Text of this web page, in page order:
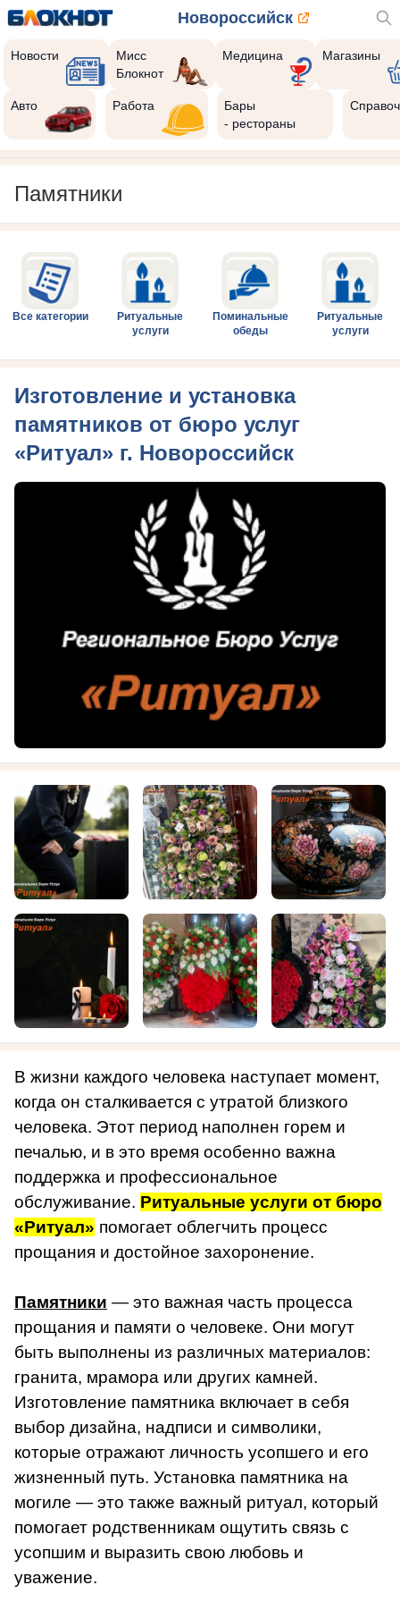
Новороссийск
Новости
Мисс
Блокнот
Медицина Магазины
Авто Работа
Бары
- рестораны
Памятники
Все категории
Ритуальные
услуги
Поминальные
обеды
Ритуальные
услуги
Изготовление и установка
памятников от бюро услуг
«Ритуал» г. Новороссийск
В жизни каждого человека наступает момент,
когда он сталкивается с утратой близкого
человека. Этот период наполнен горем и
печалью, и в это время особенно важна
поддержка и профессиональное
обслуживание. Ритуальные услуги от бюро
«Ритуал» помогает облегчить процесс
прощания и достойное захоронение.
Памятники — это важная часть процесса
прощания и памяти о человеке. Они могут
быть выполнены из различных материалов:
гранита, мрамора или других камней.
Изготовление памятника включает в себя
выбор дизайна, надписи и символики,
которые отражают личность усопшего и его
жизненный путь. Установка памятника на
могиле — это также важный ритуал, который
помогает родственникам ощутить связь с
усопшим и выразить свою любовь и
уважение.